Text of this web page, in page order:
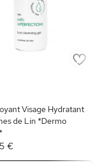
Visage Hydratant
de Lin *Dermo
€